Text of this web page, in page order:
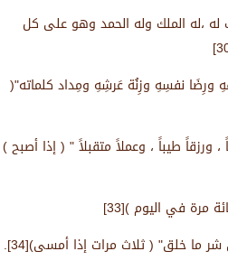
له ،له الملك وله الحمد وهو على كل
ورِضَا نفسِهِ وزِنُة عَرشِهِ ومِداد كلماته"(
، ورزقاً طيباً ، وعملاً متقبلاً " ( إذا أصبح )